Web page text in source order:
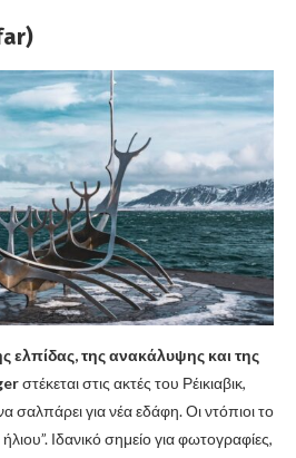
ελπίδας, της ανακάλυψης και της
στέκεται στις ακτές του Ρέικιαβικ,
σαλπάρει για νέα εδάφη. Οι ντόπιοι το
Ιδανικό σημείο για φωτογραφίες,